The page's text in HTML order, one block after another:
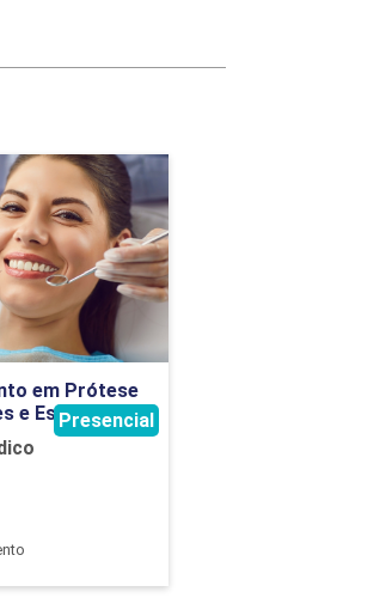
em Prótese
e Estética
Presencial
em
Implantes e
Estética
do curso